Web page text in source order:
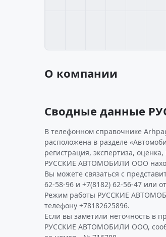
О компании
Сводные данные
В телефонном справочнике
расположена в разделе
регистрация, экспертиза,
РУССКИЕ АВТОМОБИЛИ ООО
Вы можете связаться с
62-58-96 и +7(8182) 62-56-47 или
Режим работы РУССКИЕ
телефону +78182625896.
Если вы заметили неточность в
РУССКИЕ АВТОМОБИЛИ ООО,